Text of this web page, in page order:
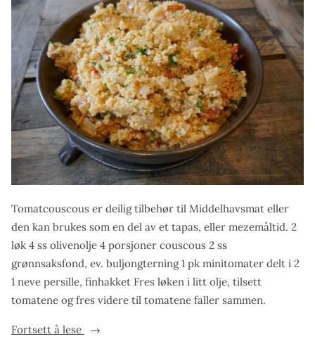
Tomatcouscous er deilig tilbehør til Middelhavsmat eller
den kan brukes som en del av et tapas, eller mezemåltid. 2
løk 4 ss olivenolje 4 porsjoner couscous 2 ss
grønnsaksfond, ev. buljongterning 1 pk minitomater delt i 2
1 neve persille, finhakket Fres løken i litt olje, tilsett
tomatene og fres videre til tomatene faller sammen.
Fortsett å lese «Tomatcouscous»